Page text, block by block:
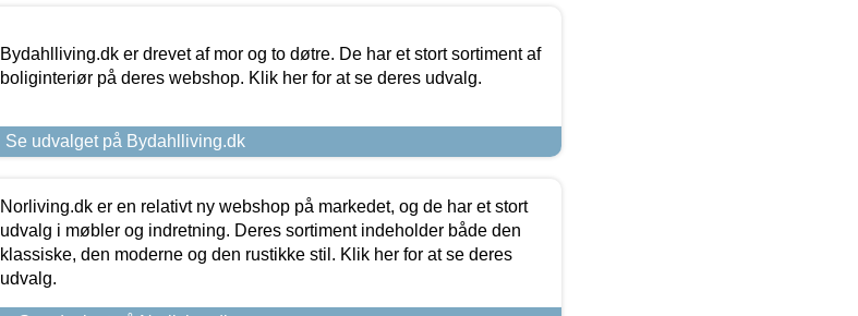
Bydahlliving.dk er drevet af mor og to døtre. De har et stort sortiment af
boliginteriør på deres webshop. Klik her for at se deres udvalg.
Se udvalget på Bydahlliving.dk
Norliving.dk er en relativt ny webshop på markedet, og de har et stort
udvalg i møbler og indretning. Deres sortiment indeholder både den
klassiske, den moderne og den rustikke stil. Klik her for at se deres
udvalg.